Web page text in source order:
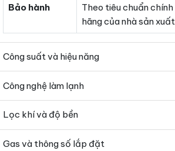
Bảo hành
Theo tiêu chuẩn chính
hãng của nhà sản xuất
Công suất và hiệu năng
Công nghệ làm lạnh
Lọc khí và độ bền
Gas và thông số lắp đặt